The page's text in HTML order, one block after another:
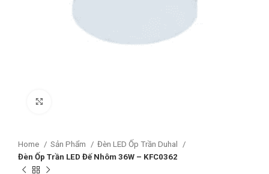
Home Sản Phẩm
Đèn LED Ốp Trần Duhal
Đèn Ốp Trần LED Đế Nhôm 36W – KFC0362